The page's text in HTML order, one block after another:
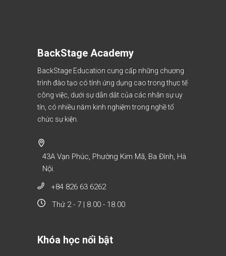
BackStage Academy
BackStage Education cung cấp những chương
trình đào tạo có tính ứng dụng cao trong thực tế
công việc, dưới sự dẫn dắt của các nhân sự uy
tín, có nhiều năm kinh nghiệm trong nghề tổ
chức sự kiện.
43A Vạn Phúc, Phường Kim Mã, Ba Đình, Hà
Nội.
+84 826 63 6262
Thứ 2 - 7 | 8.00 - 18.00
Khóa học nổi bật